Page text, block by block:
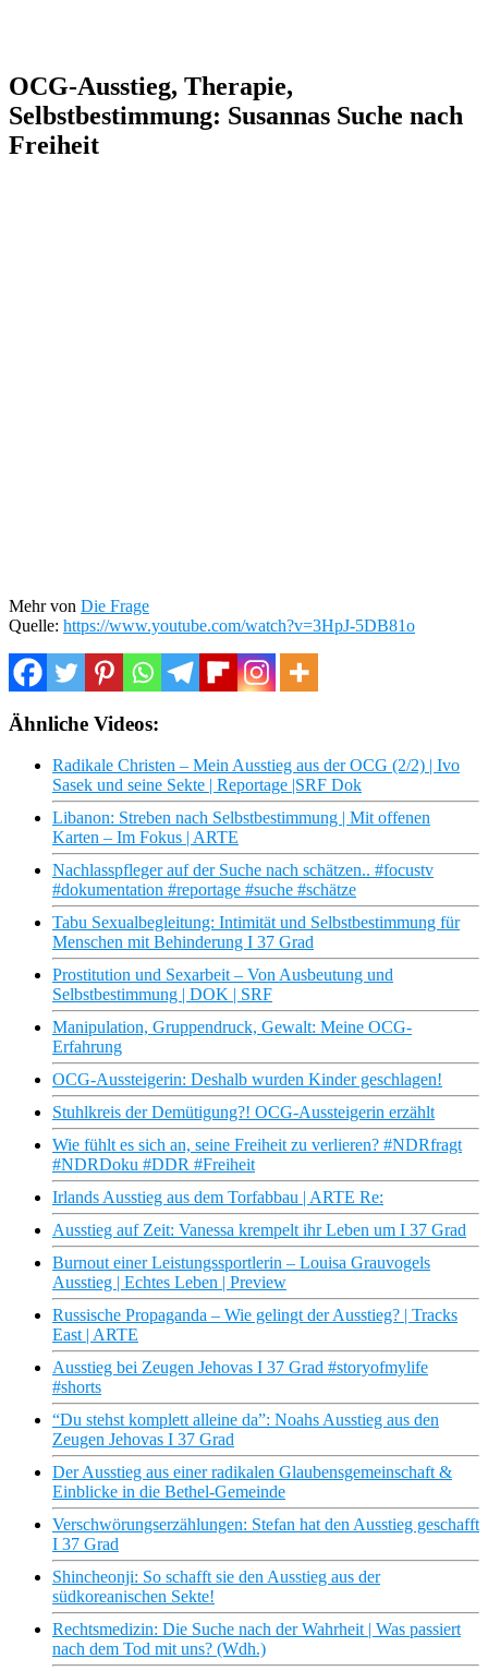
OCG-Ausstieg, Therapie,
Selbstbestimmung: Susannas Suche nach
Freiheit
Mehr von Die Frage
Quelle: https://www.youtube.com/watch?v=3HpJ-5DB81o
Ähnliche Videos:
Radikale Christen – Mein Ausstieg aus der OCG (2/2) | Ivo
Sasek und seine Sekte | Reportage |SRF Dok
Libanon: Streben nach Selbstbestimmung | Mit offenen
Karten – Im Fokus | ARTE
Nachlasspfleger auf der Suche nach schätzen.. #focustv
#dokumentation #reportage #suche #schätze
Tabu Sexualbegleitung: Intimität und Selbstbestimmung für
Menschen mit Behinderung I 37 Grad
Prostitution und Sexarbeit – Von Ausbeutung und
Selbstbestimmung | DOK | SRF
Manipulation, Gruppendruck, Gewalt: Meine OCG-
Erfahrung
OCG-Aussteigerin: Deshalb wurden Kinder geschlagen!
Stuhlkreis der Demütigung?! OCG-Aussteigerin erzählt
Wie fühlt es sich an, seine Freiheit zu verlieren? #NDRfragt
#NDRDoku #DDR #Freiheit
Irlands Ausstieg aus dem Torfabbau | ARTE Re:
Ausstieg auf Zeit: Vanessa krempelt ihr Leben um I 37 Grad
Burnout einer Leistungssportlerin – Louisa Grauvogels
Ausstieg | Echtes Leben | Preview
Russische Propaganda – Wie gelingt der Ausstieg? | Tracks
East | ARTE
Ausstieg bei Zeugen Jehovas I 37 Grad #storyofmylife
#shorts
“Du stehst komplett alleine da”: Noahs Ausstieg aus den
Zeugen Jehovas I 37 Grad
Der Ausstieg aus einer radikalen Glaubensgemeinschaft &
Einblicke in die Bethel-Gemeinde
Verschwörungserzählungen: Stefan hat den Ausstieg geschafft
I 37 Grad
Shincheonji: So schafft sie den Ausstieg aus der
südkoreanischen Sekte!
Rechtsmedizin: Die Suche nach der Wahrheit | Was passiert
nach dem Tod mit uns? (Wdh.)